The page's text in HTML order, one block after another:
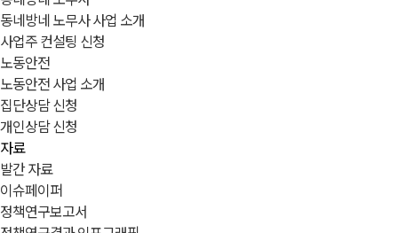
동네방네 노무사 사업 소개
사업주 컨설팅 신청
노동안전
노동안전 사업 소개
집단상담 신청
개인상담 신청
자료
발간 자료
이슈페이퍼
정책연구보고서